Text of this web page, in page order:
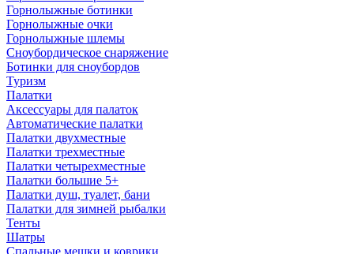
Горнолыжные ботинки
Горнолыжные очки
Горнолыжные шлемы
Сноубордическое снаряжение
Ботинки для сноубордов
Туризм
Палатки
Аксессуары для палаток
Автоматические палатки
Палатки двухместные
Палатки трехместные
Палатки четырехместные
Палатки большие 5+
Палатки душ, туалет, бани
Палатки для зимней рыбалки
Тенты
Шатры
Спальные мешки и коврики